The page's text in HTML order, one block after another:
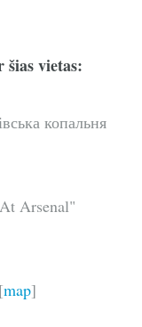
vietas:
копальня
Arsenal"
map]